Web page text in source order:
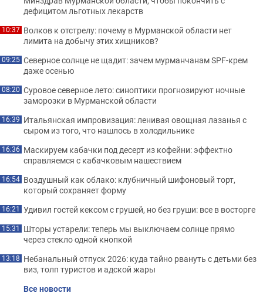
дефицитом льготных лекарств
10:37 Волков к отстрелу: почему в Мурманской области нет
лимита на добычу этих хищников?
09:25 Северное солнце не щадит: зачем мурманчанам SPF-крем
даже осенью
08:20 Суровое северное лето: синоптики прогнозируют ночные
заморозки в Мурманской области
16:39 Итальянская импровизация: ленивая овощная лазанья с
сыром из того, что нашлось в холодильнике
16:36 Маскируем кабачки под десерт из кофейни: эффектно
справляемся с кабачковым нашествием
16:54 Воздушный как облако: клубничный шифоновый торт,
который сохраняет форму
16:21 Удивил гостей кексом с грушей, но без груши: все в восторге
15:31 Шторы устарели: теперь мы выключаем солнце прямо
через стекло одной кнопкой
13:18 Небанальный отпуск 2026: куда тайно рвануть с детьми без
виз, толп туристов и адской жары
Все новости